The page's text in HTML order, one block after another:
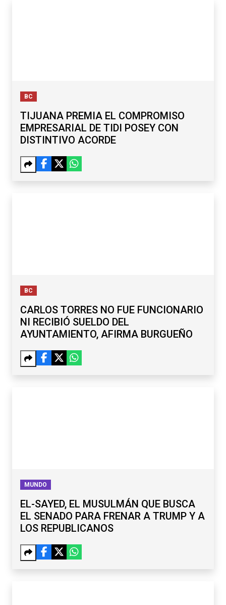
BC
TIJUANA PREMIA EL COMPROMISO
EMPRESARIAL DE TIDI POSEY CON
DISTINTIVO ACORDE
BC
CARLOS TORRES NO FUE FUNCIONARIO
NI RECIBIÓ SUELDO DEL
AYUNTAMIENTO, AFIRMA BURGUEÑO
MUNDO
EL-SAYED, EL MUSULMÁN QUE BUSCA
EL SENADO PARA FRENAR A TRUMP Y A
LOS REPUBLICANOS